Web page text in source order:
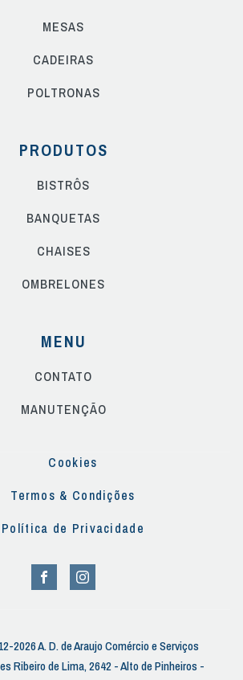
MESAS
CADEIRAS
POLTRONAS
PRODUTOS
BISTRÔS
BANQUETAS
CHAISES
OMBRELONES
MENU
CONTATO
MANUTENÇÃO
Cookies
Termos & Condições
Política de Privacidade
2026 A. D. de Araujo Comércio e Serviços
Ribeiro de Lima, 2642 - Alto de Pinheiros -